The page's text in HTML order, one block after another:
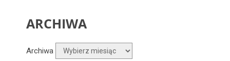
ARCHIWA
Archiwa